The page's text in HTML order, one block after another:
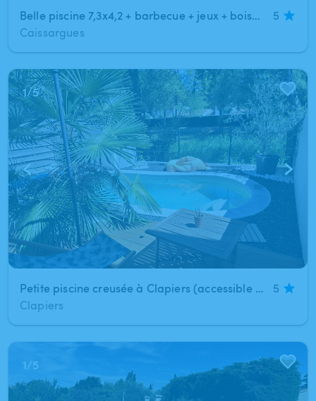
Belle piscine 7,3x4,2 + barbecue + jeux + boissons/repas
5
Caissargues
1/5
Petite piscine creusée à Clapiers (accessible en bus ou tram)
5
Clapiers
1/5